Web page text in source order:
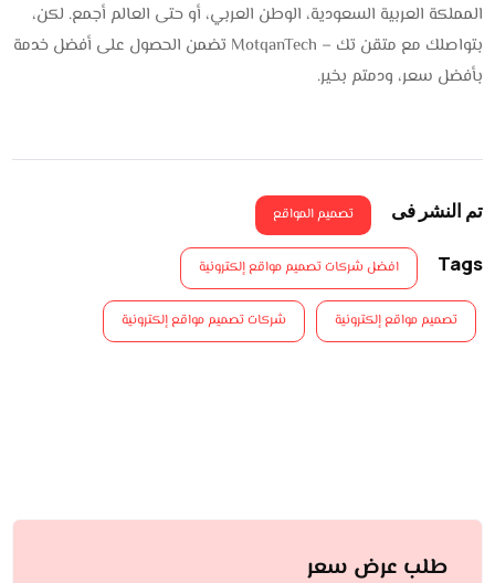
المملكة العربية السعودية، الوطن العربي، أو حتى العالم أجمع. لكن،
بتواصلك مع متقن تك – MotqanTech تضمن الحصول على أفضل خدمة
بأفضل سعر، ودمتم بخير.
تم النشر فى تصميم المواقع
Tags افضل شركات تصميم مواقع إلكترونية
تصميم مواقع إلكترونية شركات تصميم مواقع إلكترونية
طلب عرض سعر